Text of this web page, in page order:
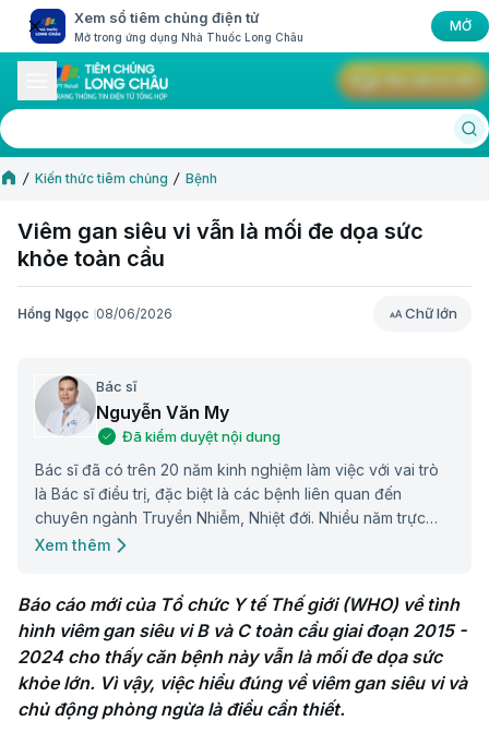
Xem sổ tiêm chủng điện tử
Mở trong ứng dụng Nhà Thuốc Long Châu
MỞ
Kiến thức tiêm chủng Bệnh
Viêm gan siêu vi vẫn là mối đe dọa sức
khỏe toàn cầu
Hồng Ngọc 08/06/2026 Chữ lớn
Bác sĩ
Nguyễn Văn My
Đã kiểm duyệt nội dung
Bác sĩ đã có trên 20 năm kinh nghiệm làm việc với vai trò
là Bác sĩ điều trị, đặc biệt là các bệnh liên quan đến
chuyên ngành Truyền Nhiễm, Nhiệt đới. Nhiều năm trực
tiếp thực hiện nghiên cứu về bệnh Sốt xuất huyết tại Bệnh
nghiên cứu Lâm sàng của Đại học Oxford tại Hà Nội và
hơn 6 năm kinh nghiệm trong lĩnh vực Tiêm chủng Vắc xin:
Nghiên cứu, đào tạo, chia sẻ kinh nghiệm thực tiễn,... Đặc
biệt là lĩnh vực xử trí các phản ứng sau tiêm.
Xem thêm
Báo cáo mới của Tổ chức Y tế Thế giới (WHO) về tình
hình viêm gan siêu vi B và C toàn cầu giai đoạn 2015 -
2024 cho thấy căn bệnh này vẫn là mối đe dọa sức
khỏe lớn. Vì vậy, việc hiểu đúng về viêm gan siêu vi và
chủ động phòng ngừa là điều cần thiết.